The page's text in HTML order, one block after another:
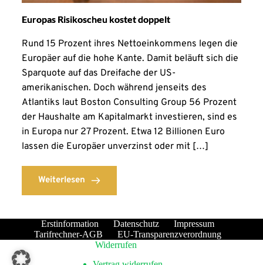
Europas Risikoscheu kostet doppelt
Rund 15 Prozent ihres Nettoeinkommens legen die
Europäer auf die hohe Kante. Damit beläuft sich die
Sparquote auf das Dreifache der US-
amerikanischen. Doch während jenseits des
Atlantiks laut Boston Consulting Group 56 Prozent
der Haushalte am Kapitalmarkt investieren, sind es
in Europa nur 27 Prozent. Etwa 12 Billionen Euro
lassen die Europäer unverzinst oder mit […]
Weiterlesen
Erstinformation Datenschutz
Impressum
Tarifrechner-AGB
EU-Transparenzverordnung
Widerrufen